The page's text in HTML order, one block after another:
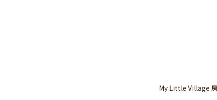
My Little Village